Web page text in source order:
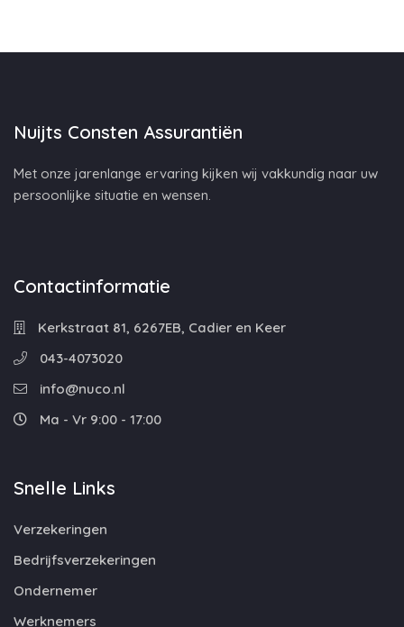
Nuijts Consten Assurantiën
Met onze jarenlange ervaring kijken wij vakkundig naar uw
persoonlijke situatie en wensen.
Contactinformatie
Kerkstraat 81, 6267EB, Cadier en Keer
043-4073020
info@nuco.nl
Ma - Vr 9:00 - 17:00
Snelle Links
Verzekeringen
Bedrijfsverzekeringen
Ondernemer
Werknemers